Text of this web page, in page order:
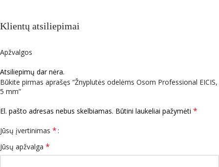
Klientų atsiliepimai
Apžvalgos
Atsiliepimų dar nėra.
Būkite pirmas aprašęs “Žnyplutės odelėms Osom Professional EICIS,
5 mm”
El. pašto adresas nebus skelbiamas. Būtini laukeliai pažymėti *
Jūsų įvertinimas *
Jūsų apžvalga *